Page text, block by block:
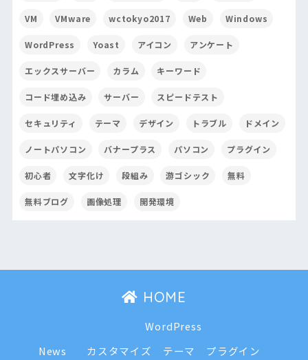
VM VMware wctokyo2017 Web Windows
WordPress Yoast アイコン アンケート
エックスサーバー カラム キーワード
コード埋め込み サーバー スピードテスト
セキュリティ テーマ デザイン トラブル ドメイン
ノートパソコン バナープラス パソコン プラグイン
初心者 文字化け 段組み 游ゴシック 無料
無料ブログ 画像処理 開発環境
HOME
News
WordPress
カスタマイズ
テーマ
プラグイン